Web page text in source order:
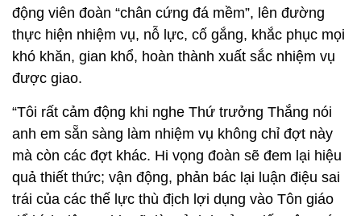
động viên đoàn “chân cứng đá mềm”, lên đường
thực hiện nhiệm vụ, nỗ lực, cố gắng, khắc phục mọi
khó khăn, gian khổ, hoàn thành xuất sắc nhiệm vụ
được giao.
“Tôi rất cảm động khi nghe Thứ trưởng Thắng nói
anh em sẵn sàng làm nhiệm vụ không chỉ đợt này
mà còn các đợt khác. Hi vọng đoàn sẽ đem lại hiệu
quả thiết thức; vận động, phản bác lại luận điệu sai
trái của các thế lực thù địch lợi dụng vào Tôn giáo